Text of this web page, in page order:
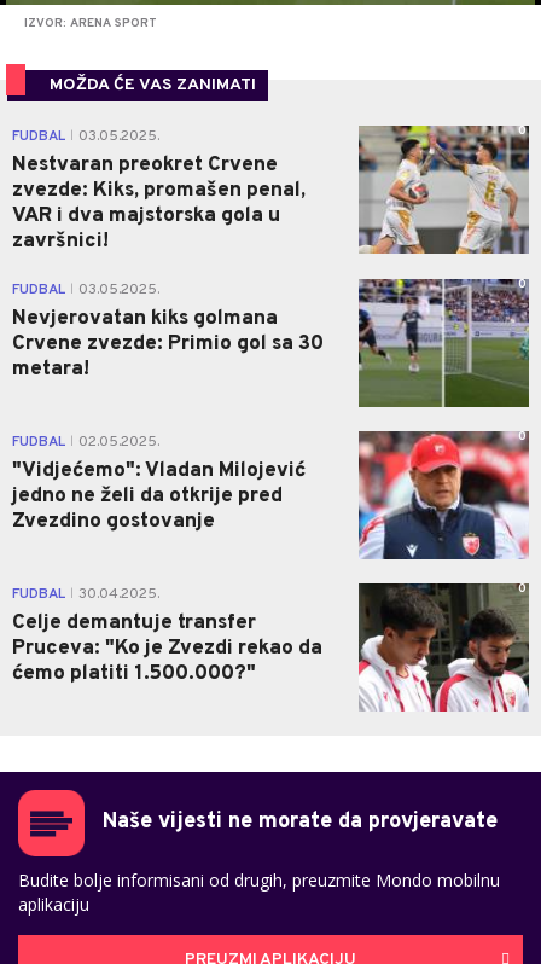
IZVOR: ARENA SPORT
MOŽDA ĆE VAS ZANIMATI
FUDBAL 03.05.2025.
Nestvaran preokret Crvene
zvezde: Kiks, promašen penal,
VAR i dva majstorska gola u
završnici!
0
FUDBAL 03.05.2025.
Nevjerovatan kiks golmana
Crvene zvezde: Primio gol sa 30
metara!
0
FUDBAL 02.05.2025.
"Vidjećemo": Vladan Milojević
jedno ne želi da otkrije pred
Zvezdino gostovanje
0
FUDBAL 30.04.2025.
Celje demantuje transfer
Pruceva: "Ko je Zvezdi rekao da
ćemo platiti 1.500.000?"
0
Naše vijesti ne morate da provjeravate
Budite bolje informisani od drugih, preuzmite Mondo mobilnu
aplikaciju
PREUZMI APLIKACIJU